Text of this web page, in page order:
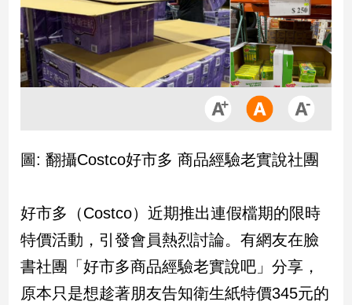
點
政
治
政
品
民
調
國
會
點
圖: 翻攝Costco好市多 商品經驗老實說社團
好市多（Costco）近期推出連假檔期的限時
特價活動，引發會員熱烈討論。有網友在臉
書社團「好市多商品經驗老實說吧」分享，
原本只是想趁著朋友告知衛生紙特價345元的